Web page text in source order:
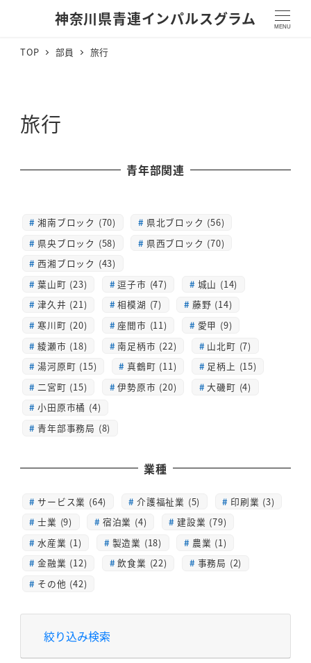
神奈川県青連インパルスグラム MENU
TOP 部員 旅行
旅行
青年部関連
湘南ブロック (70)
県北ブロック (56)
県央ブロック (58)
県西ブロック (70)
西湘ブロック (43)
葉山町 (23)
逗子市 (47)
城山 (14)
津久井 (21)
相模湖 (7)
藤野 (14)
寒川町 (20)
座間市 (11)
愛甲 (9)
綾瀬市 (18)
南足柄市 (22)
山北町 (7)
湯河原町 (15)
真鶴町 (11)
足柄上 (15)
二宮町 (15)
伊勢原市 (20)
大磯町 (4)
小田原市橘 (4)
青年部事務局 (8)
業種
サービス業 (64) 介護福祉業 (5)
印刷業 (3)
士業 (9)
宿泊業 (4)
建設業 (79)
水産業 (1)
製造業 (18)
農業 (1)
金融業 (12)
飲食業 (22)
事務局 (2)
その他 (42)
絞り込み検索